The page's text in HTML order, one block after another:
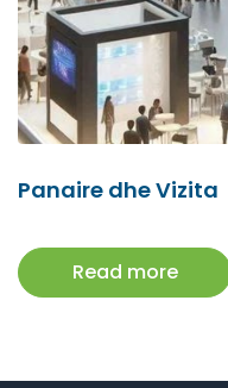
Panaire dhe Vizita
Read more